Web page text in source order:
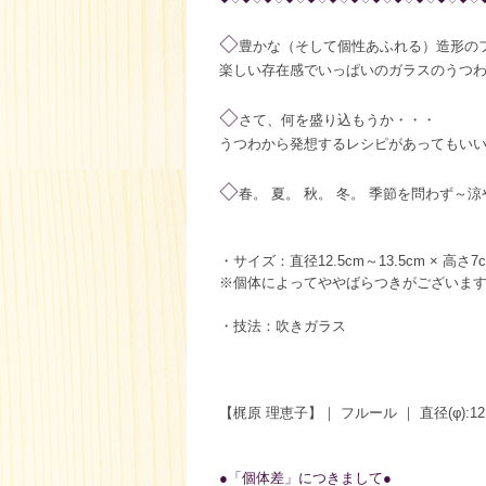
◇豊かな（そして個性あふれる）造形
楽しい存在感でいっぱいのガラスのうつ
◇さて、何を盛り込もうか・・・
うつわから発想するレシピがあってもい
◇春。 夏。 秋。 冬。 季節を問わず～
・サイズ：直径12.5cm～13.5cm × 高さ
※個体によってややばらつきがございま
・技法：吹きガラス
【梶原 理恵子】｜ フルール ｜ 直径
● 「個体差」につきまして●